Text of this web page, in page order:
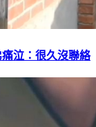
泣：很久沒聯絡